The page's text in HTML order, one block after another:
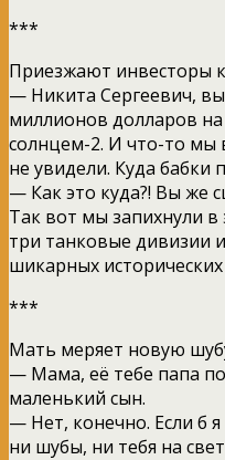
***
Приезжают инвесторы
— Никита Сергеевич,
миллионов долларов
солнцем-2. И что-то мы
не увидели. Куда бабки
— Как это куда?! Вы же
Так вот мы запихнули в
три танковые дивизии
шикарных
***
Мать меряет новую
— Мама, её тебе папа
маленький сын.
— Нет, конечно. Если б
ни шубы, ни тебя на